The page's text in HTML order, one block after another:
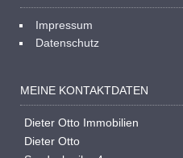
Impressum
Datenschutz
MEINE KONTAKTDATEN
Dieter Otto Immobilien
Dieter Otto